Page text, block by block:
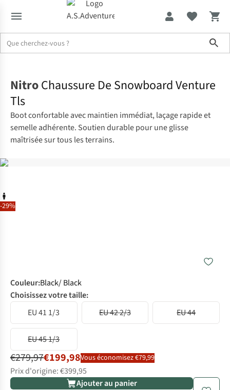
-29%
NitroChaussure De Snowboard Venture
Tls
Boot confortable avec maintien immédiat, laçage rapide et
semelle adhérente. Soutien durable pour une glisse
maîtrisée sur tous les terrains.
Couleur:Black/ Black
Choisissez votre taille:
EU 41 1/3
EU 42 2/3 EU 44
EU 45 1/3
€279,97€199,98Vous économisez €79,99
Prix d'origine: €399,95
Ajouter au panier